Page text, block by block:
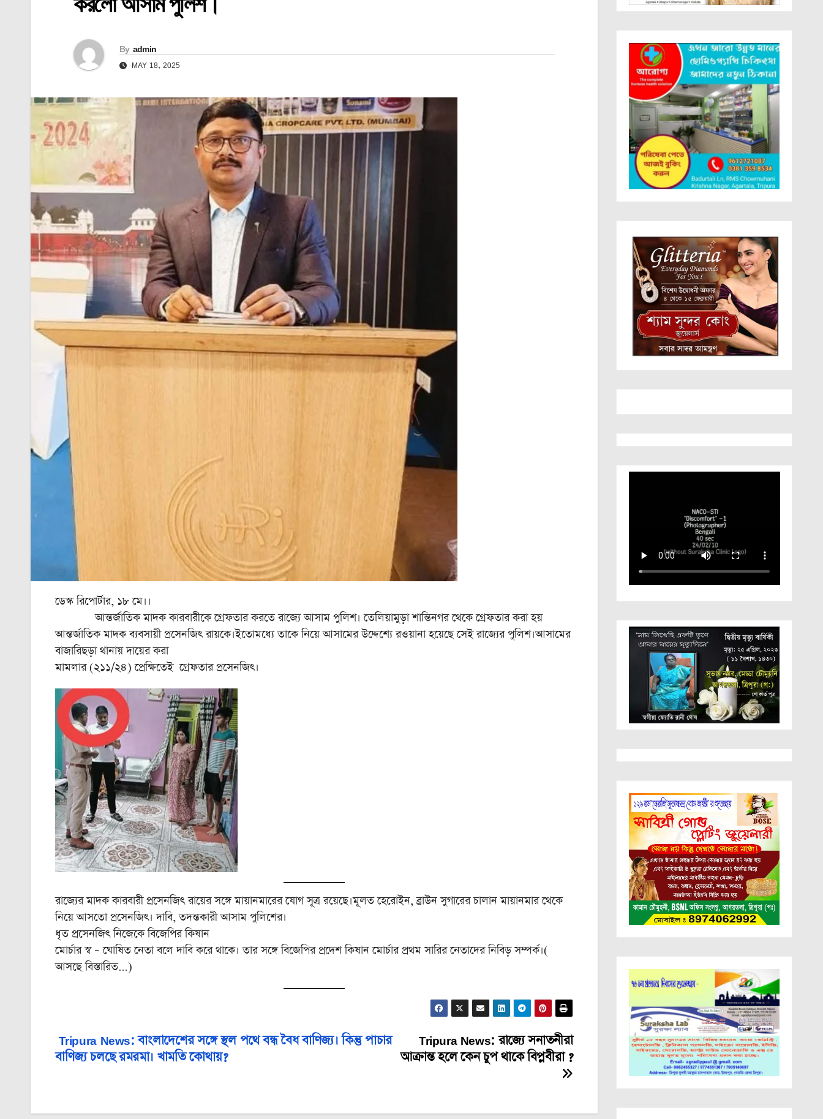
By admin
MAY 18, 2025
ডেস্ক রিপোর্টার, ১৮ মে।।
আন্তর্জাতিক মাদক কারবারীকে গ্রেফতার করতে রাজ্যে আসাম পুলিশ। তেলিয়ামুড়া শান্তিনগর থেকে গ্রেফতার করা হয়
আন্তর্জাতিক মাদক ব্যবসায়ী প্রসেনজিৎ রায়কে।ইতোমধ্যে তাকে নিয়ে আসামের উদ্দেশ্যে রওয়ানা হয়েছে সেই রাজ্যের পুলিশ।আসামের
বাজারিছড়া থানায় দায়ের করা
মামলার (২১১/২৪) প্রেক্ষিতেই গ্রেফতার প্রসেনজিৎ।
রাজ্যের মাদক কারবারী প্রসেনজিৎ রায়ের সঙ্গে মায়ানমারের যোগ সূত্র রয়েছে।মূলত হেরোইন, ব্রাউন সুগারের চালান মায়ানমার থেকে
নিয়ে আসতো প্রসেনজিৎ। দাবি, তদন্তকারী আসাম পুলিশের।
ধৃত প্রসেনজিৎ নিজেকে বিজেপির কিষান
মোর্চার স্ব – ঘোষিত নেতা বলে দাবি করে থাকে। তার সঙ্গে বিজেপির প্রদেশ কিষান মোর্চার প্রথম সারির নেতাদের নিবিড় সম্পর্ক।(
আসছে বিস্তারিত…)
Post
navigation
Tripura News: রাজ্যে সনাতনীরা
আক্রান্ত হলে কেন চুপ থাকে বিপ্লবীরা ?
Tripura News: বাংলাদেশের সঙ্গে স্থল পথে বন্ধ বৈধ বাণিজ্য। কিন্তু পাচার
বাণিজ্য চলছে রমরমা। খামতি কোথায়?